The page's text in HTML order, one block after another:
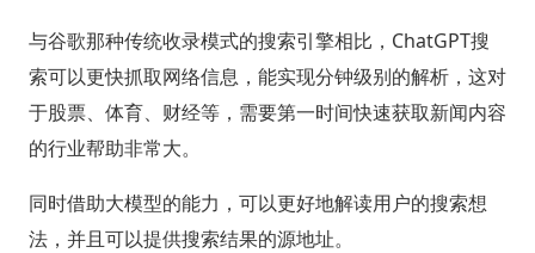
与谷歌那种传统收录模式的搜索引擎相比，ChatGPT搜
索可以更快抓取网络信息，能实现分钟级别的解析，这对
于股票、体育、财经等，需要第一时间快速获取新闻内容
的行业帮助非常大。
同时借助大模型的能力，可以更好地解读用户的搜索想
法，并且可以提供搜索结果的源地址。